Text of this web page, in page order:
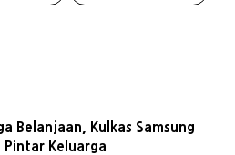
Belanjaan, Kulkas Samsung
Pintar Keluarga